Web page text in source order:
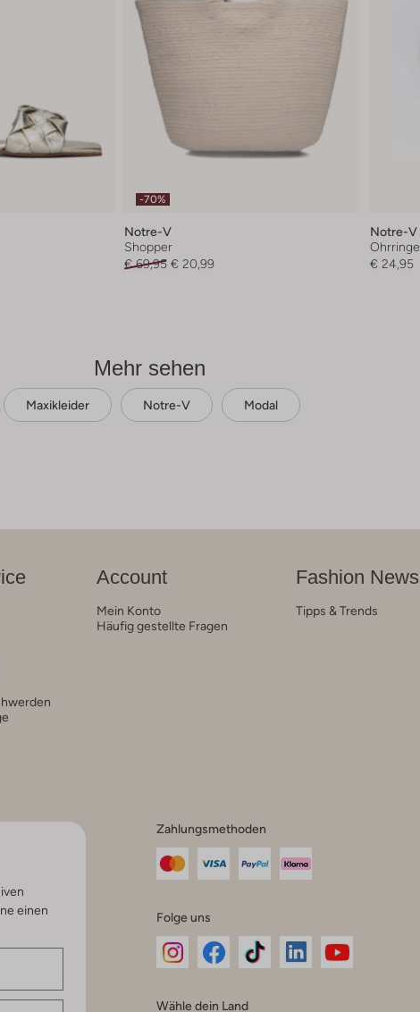
-70%
Notre-V
Shopper
€ 69,95 € 20,99
Notre-V
Ohrringe
€ 24,95
Mehr sehen
Maxikleider Notre-V Modal
Account
Mein Konto
Häufig gestellte Fragen
Fashion News
Tipps & Trends
einen
Zahlungsmethoden
Folge uns
Wähle dein Land